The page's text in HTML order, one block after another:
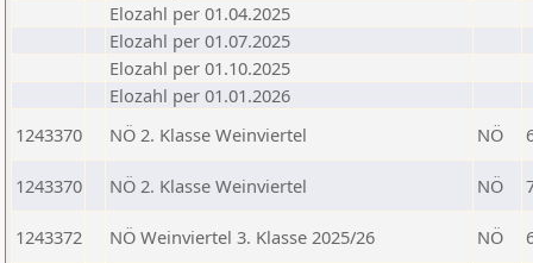
Elozahl per 01.04.2025
Elozahl per 01.07.2025
Elozahl per 01.10.2025
Elozahl per 01.01.2026
1243370
NÖ 2. Klasse Weinviertel NÖ
1243370 NÖ 2. Klasse Weinviertel NÖ
1243372 NÖ Weinviertel 3. Klasse 2025/26 NÖ